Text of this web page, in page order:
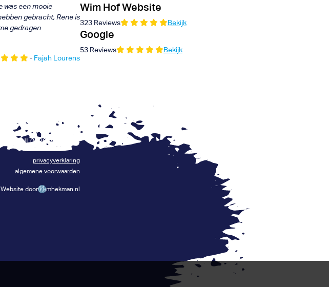
was een mooie
gebracht, Rene is
gedragen
- Fajah Lourens
Wim Hof Website
323 Reviews Bekijk
Google
53 Reviews Bekijk
KVK: 74539035
BTW: NL002069134B24
privacyverklaring
algemene voorwaarden
Website door mhekman.nl